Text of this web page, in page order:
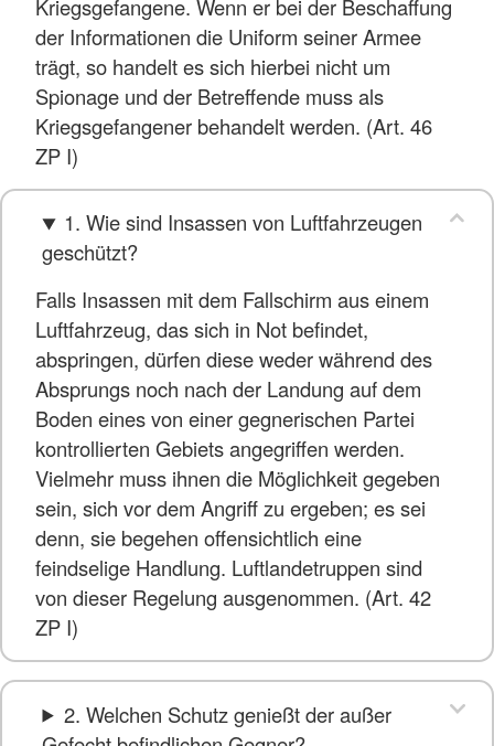
Kriegsgefangene. Wenn er bei der Beschaffung
der Informationen die Uniform seiner Armee
trägt, so handelt es sich hierbei nicht um
Spionage und der Betreffende muss als
Kriegsgefangener behandelt werden. (Art. 46
ZP I)
1. Wie sind Insassen von Luftfahrzeugen
geschützt?
Falls Insassen mit dem Fallschirm aus einem
Luftfahrzeug, das sich in Not befindet,
abspringen, dürfen diese weder während des
Absprungs noch nach der Landung auf dem
Boden eines von einer gegnerischen Partei
kontrollierten Gebiets angegriffen werden.
Vielmehr muss ihnen die Möglichkeit gegeben
sein, sich vor dem Angriff zu ergeben; es sei
denn, sie begehen offensichtlich eine
feindselige Handlung. Luftlandetruppen sind
von dieser Regelung ausgenommen. (Art. 42
ZP I)
2. Welchen Schutz genießt der außer